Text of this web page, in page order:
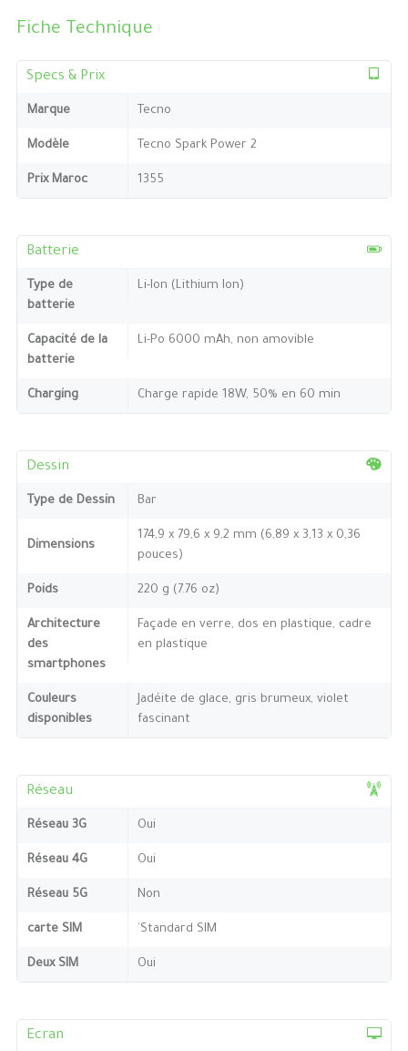
Fiche Technique
Specs & Prix
Marque Tecno
Modèle Tecno Spark Power 2
Prix Maroc 1355
Batterie
Type de
batterie
Li-Ion (Lithium Ion)
Capacité de la
batterie
Li-Po 6000 mAh, non amovible
Charging Charge rapide 18W, 50% en 60 min
Dessin
Type de Dessin Bar
Dimensions
174,9 x 79,6 x 9,2 mm (6,89 x 3,13 x 0,36
pouces)
Poids 220 g (7.76 oz)
Architecture
des
smartphones
Façade en verre, dos en plastique, cadre
en plastique
Couleurs
disponibles
Jadéite de glace, gris brumeux, violet
fascinant
Réseau
Réseau 3G Oui
Réseau 4G Oui
Réseau 5G Non
carte SIM `Standard SIM
Deux SIM Oui
Ecran